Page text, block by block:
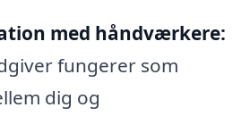
med håndværkere:
fungerer som
dig og